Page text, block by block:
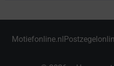
Motiefonline.nl